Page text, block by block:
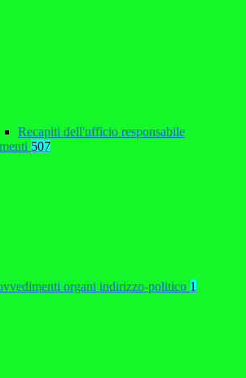
Recapiti dell'ufficio responsabile
507
organi indirizzo-politico 1